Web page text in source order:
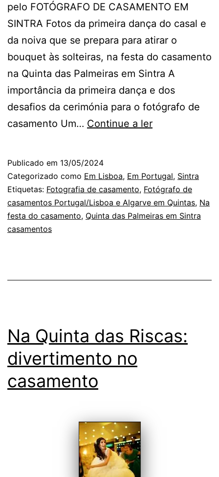
pelo FOTÓGRAFO DE CASAMENTO EM
SINTRA Fotos da primeira dança do casal e
da noiva que se prepara para atirar o
bouquet às solteiras, na festa do casamento
na Quinta das Palmeiras em Sintra A
importância da primeira dança e dos
desafios da cerimónia para o fotógrafo de
casamento Um… Continue a lerQuinta
apanhar
fotografias,
num
casamento
Publicado em 13/05/2024
Categorizado como Em Lisboa, Em Portugal, Sintra
Etiquetas: Fotografia de casamento, Fotógrafo de
casamentos Portugal/Lisboa e Algarve em Quintas, Na
festa do casamento, Quinta das Palmeiras em Sintra
casamentos
Na Quinta das Riscas:
divertimento no
casamento